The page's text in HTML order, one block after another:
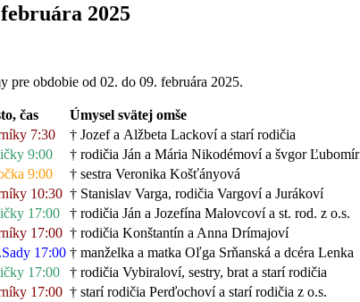
2025
pre obdobie od 02. do 09. februára 2025.
čas
Úmysel svätej omše
7:30
† Jozef a Alžbeta Lackoví a starí rodičia
9:00
† rodičia Ján a Mária Nikodémoví a švgor Ľubomír
9:00
† sestra Veronika Košťányová
10:30 † Stanislav Varga, rodičia Vargoví a Jurákoví
17:00
† rodičia Ján a Jozefína Malovcoví a st. rod. z o.s.
17:00 † rodičia Konštantín a Anna Drímajoví
17:00 † manželka a matka Oľga Srňanská a dcéra Lenka
17:00
† rodičia Vybiraloví, sestry, brat a starí rodičia
17:00 † starí rodičia Perďochoví a starí rodičia z o.s.